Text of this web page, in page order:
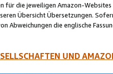
für die jeweiligen Amazon-Websites
Übersicht Übersetzungen.
Abweichungen die englische
UND